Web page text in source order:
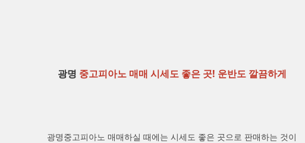
광명 중고피아노 매매 시세도 좋은 곳! 운반도 깔끔하게
광명중고피아노 매매하실 때에는 시세도 좋은 곳으로 판매하는 것이